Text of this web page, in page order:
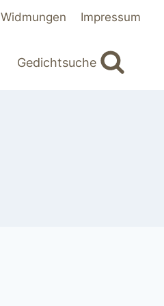
Widmungen Impressum
Gedichtsuche